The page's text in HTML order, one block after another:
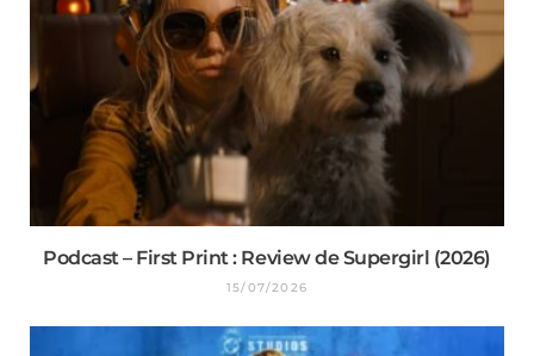
Podcast – First Print : Review de Supergirl (2026)
15/07/2026